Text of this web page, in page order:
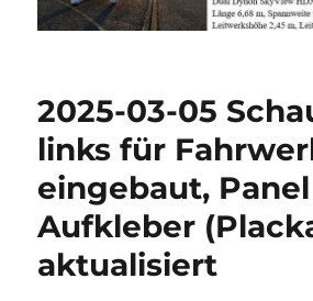
2025-03-05
links für
eingebaut, Panel
Aufkleber
aktualisiert